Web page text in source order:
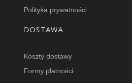
Polityka prywatności
DOSTAWA
Koszty dostawy
Formy płatności